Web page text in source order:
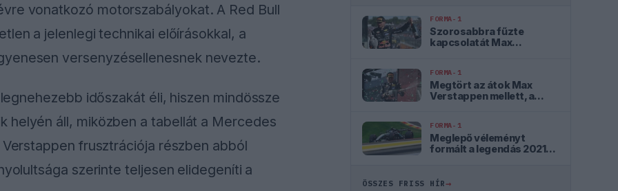
vonatkozó motorszabályokat. A Red Bull
a jelenlegi technikai előírásokkal, a
versenyzésellenesnek nevezte.
időszakát éli, hiszen mindössze
helyén áll, miközben a tabellát a Mercedes
frusztrációja részben abból
szerinte teljesen elidegeníti a
FORMA-1
Szorosabbra fűzte
kapcsolatát Max
FORMA-1
Megtört az átok Max
Verstappen mellett, a
FORMA-1
Meglepő véleményt
formált a legendás 2021-
ÖSSZES FRISS HÍR→